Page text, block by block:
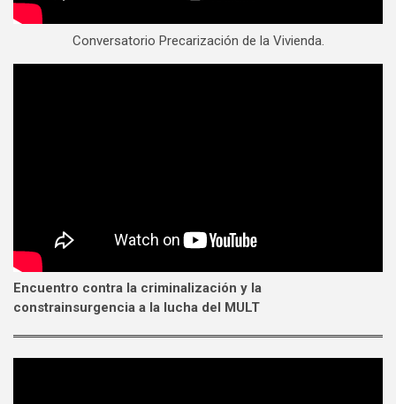
Conversatorio Precarización de la Vivienda.
Encuentro contra la criminalización y la
constrainsurgencia a la lucha del MULT